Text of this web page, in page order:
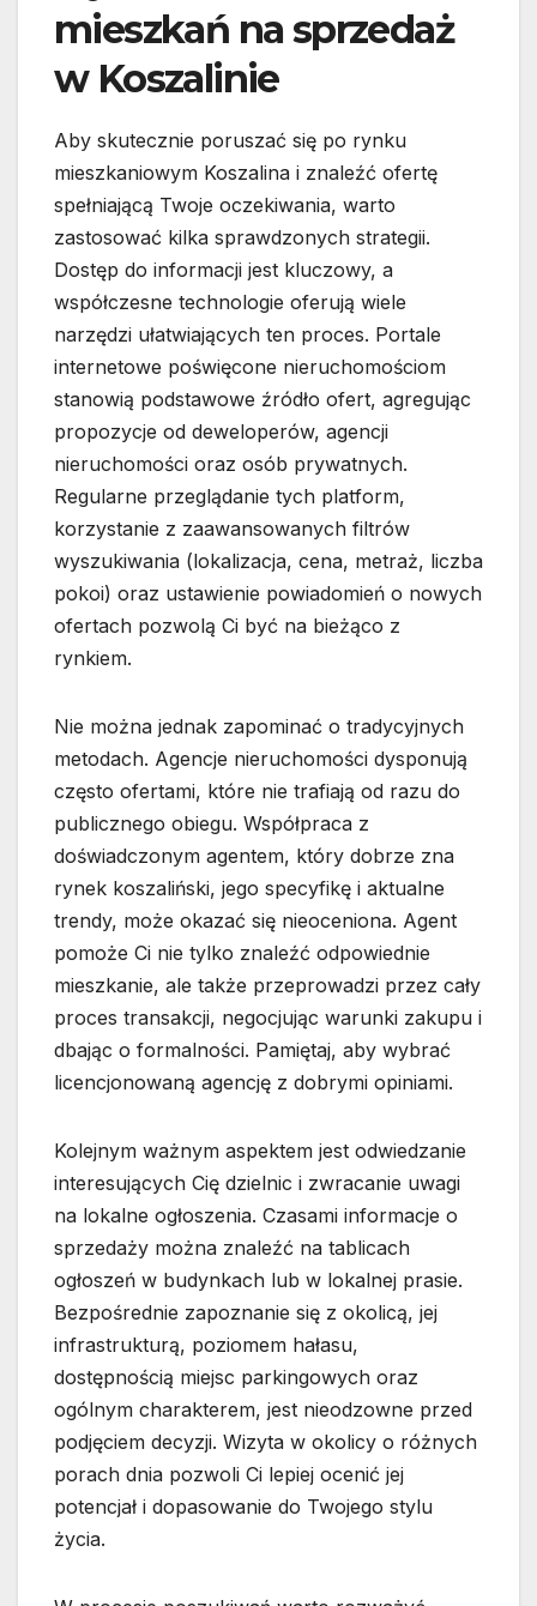
mieszkań na sprzedaż
w Koszalinie
Aby skutecznie poruszać się po rynku
mieszkaniowym Koszalina i znaleźć ofertę
spełniającą Twoje oczekiwania, warto
zastosować kilka sprawdzonych strategii.
Dostęp do informacji jest kluczowy, a
współczesne technologie oferują wiele
narzędzi ułatwiających ten proces. Portale
internetowe poświęcone nieruchomościom
stanowią podstawowe źródło ofert, agregując
propozycje od deweloperów, agencji
nieruchomości oraz osób prywatnych.
Regularne przeglądanie tych platform,
korzystanie z zaawansowanych filtrów
wyszukiwania (lokalizacja, cena, metraż, liczba
pokoi) oraz ustawienie powiadomień o nowych
ofertach pozwolą Ci być na bieżąco z
rynkiem.
Nie można jednak zapominać o tradycyjnych
metodach. Agencje nieruchomości dysponują
często ofertami, które nie trafiają od razu do
publicznego obiegu. Współpraca z
doświadczonym agentem, który dobrze zna
rynek koszaliński, jego specyfikę i aktualne
trendy, może okazać się nieoceniona. Agent
pomoże Ci nie tylko znaleźć odpowiednie
mieszkanie, ale także przeprowadzi przez cały
proces transakcji, negocjując warunki zakupu i
dbając o formalności. Pamiętaj, aby wybrać
licencjonowaną agencję z dobrymi opiniami.
Kolejnym ważnym aspektem jest odwiedzanie
interesujących Cię dzielnic i zwracanie uwagi
na lokalne ogłoszenia. Czasami informacje o
sprzedaży można znaleźć na tablicach
ogłoszeń w budynkach lub w lokalnej prasie.
Bezpośrednie zapoznanie się z okolicą, jej
infrastrukturą, poziomem hałasu,
dostępnością miejsc parkingowych oraz
ogólnym charakterem, jest nieodzowne przed
podjęciem decyzji. Wizyta w okolicy o różnych
porach dnia pozwoli Ci lepiej ocenić jej
potencjał i dopasowanie do Twojego stylu
życia.